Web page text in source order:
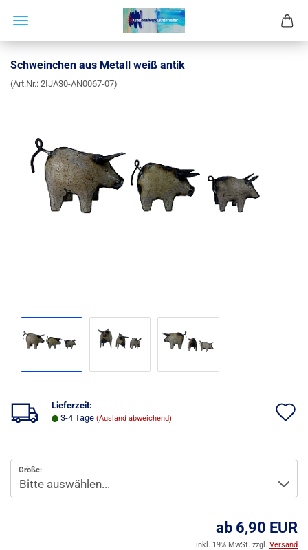
Schweinchen aus Metall weiß antik
(Art.Nr.: 2IJA30-AN0067-07)
Lieferzeit:
3-4 Tage (Ausland abweichend)
Größe:
ab 6,90 EUR
inkl. 19% MwSt. zzgl. Versand